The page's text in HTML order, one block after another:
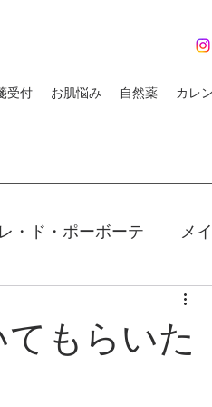
受付 お肌悩み 自然薬 カレ
・ド・ポーボーテ メ
クレンジング
もらいた